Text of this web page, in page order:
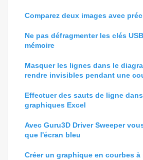
Comparez deux images avec
Ne pas défragmenter les clés
mémoire
Masquer les lignes dans le
rendre invisibles pendant une
Effectuer des sauts de ligne
graphiques Excel
Avec Guru3D Driver Sweeper
que l'écran bleu
Créer un graphique en courbes à